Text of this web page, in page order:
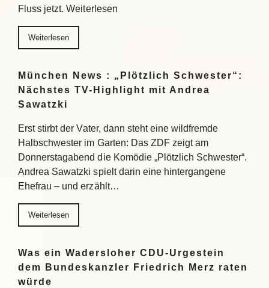
Fluss jetzt. Weiterlesen
Weiterlesen
München News : „Plötzlich Schwester“:
Nächstes TV-Highlight mit Andrea
Sawatzki
Erst stirbt der Vater, dann steht eine wildfremde
Halbschwester im Garten: Das ZDF zeigt am
Donnerstagabend die Komödie „Plötzlich Schwester“.
Andrea Sawatzki spielt darin eine hintergangene
Ehefrau – und erzählt…
Weiterlesen
Was ein Wadersloher CDU-Urgestein
dem Bundeskanzler Friedrich Merz raten
würde